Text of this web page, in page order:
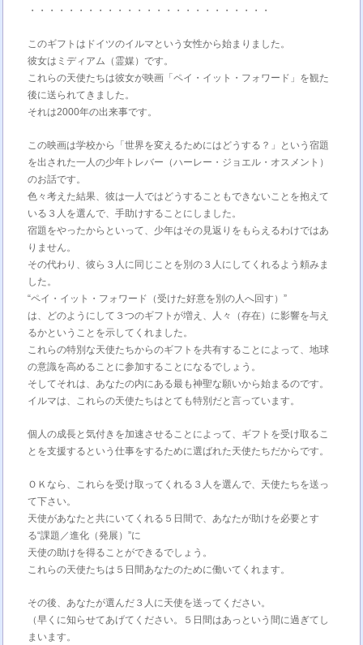
・・・・・・・・・・・・・・・・・・・・・・・・・
このギフトはドイツのイルマという女性から始まりました。
彼女はミディアム（霊媒）です。
これらの天使たちは彼女が映画「ペイ・イット・フォワード」を観た
後に送られてきました。
それは2000年の出来事です。
この映画は学校から「世界を変えるためにはどうする？」という宿題
を出された一人の少年トレバー（ハーレー・ジョエル・オスメント）
のお話です。
色々考えた結果、彼は一人ではどうすることもできないことを抱えて
いる３人を選んで、手助けすることにしました。
宿題をやったからといって、少年はその見返りをもらえるわけではあ
りません。
その代わり、彼ら３人に同じことを別の３人にしてくれるよう頼みま
した。
“ペイ・イット・フォワード（受けた好意を別の人へ回す）”
は、どのようにして３つのギフトが増え、人々（存在）に影響を与え
るかということを示してくれました。
これらの特別な天使たちからのギフトを共有することによって、地球
の意識を高めることに参加することになるでしょう。
そしてそれは、あなたの内にある最も神聖な願いから始まるのです。
イルマは、これらの天使たちはとても特別だと言っています。
個人の成長と気付きを加速させることによって、ギフトを受け取るこ
とを支援するという仕事をするために選ばれた天使たちだからです。
ＯＫなら、これらを受け取ってくれる３人を選んで、天使たちを送っ
て下さい。
天使があなたと共にいてくれる５日間で、あなたが助けを必要とす
る“課題／進化（発展）”に
天使の助けを得ることができるでしょう。
これらの天使たちは５日間あなたのために働いてくれます。
その後、あなたが選んだ３人に天使を送ってください。
（早くに知らせてあげてください。５日間はあっという間に過ぎてし
まいます。